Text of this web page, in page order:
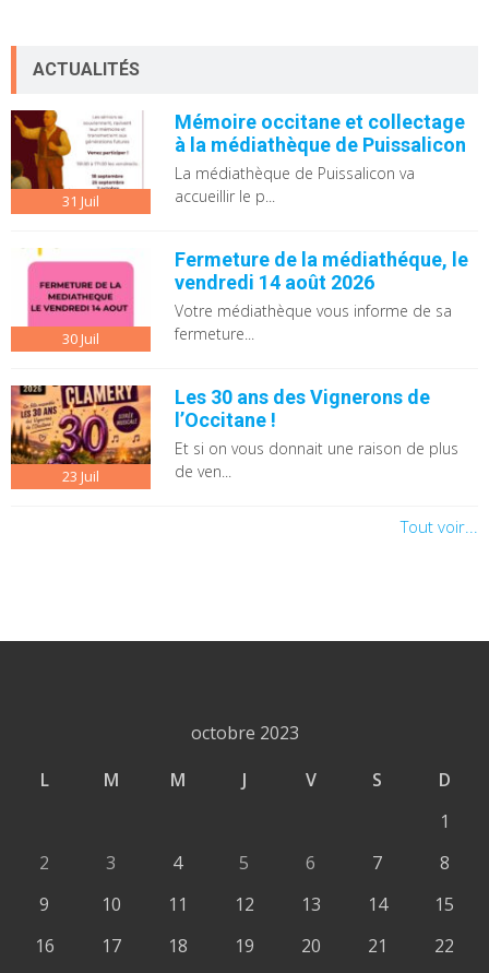
ACTUALITÉS
31 Juil
Mémoire occitane et collectage
à la médiathèque de Puissalicon
La médiathèque de Puissalicon va
accueillir le p...
30Juil
Fermeture de la médiathéque, le
vendredi 14 août 2026
Votre médiathèque vous informe de sa
fermeture...
23 Juil
Les 30 ans des Vignerons de
l’Occitane !
Et si on vous donnait une raison de plus
de ven...
Tout voir...
octobre 2023
L
M M J V S
D
1
2
3 4 5 6 7
8
9
10 11 12 13 14
15
16
17 18 19 20 21
22